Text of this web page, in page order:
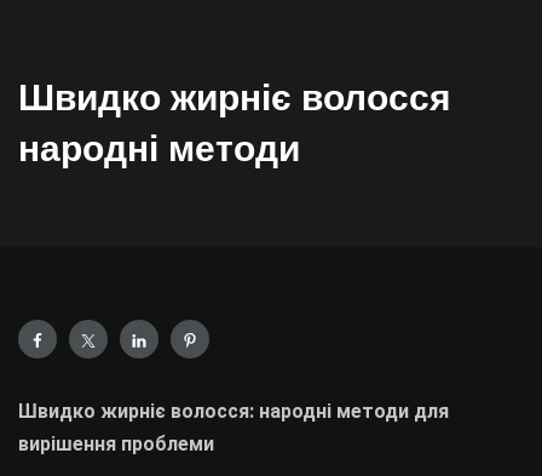
Швидко жирніє волосся
народні методи
Швидко жирніє волосся: народні методи для
вирішення проблеми